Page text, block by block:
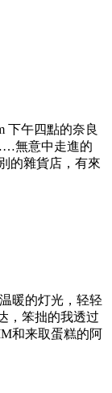
下午四點的奈良
無意中走進的
的雜貨店，有來
暖的灯光，轻轻
，笨拙的我透过
和来取蛋糕的阿